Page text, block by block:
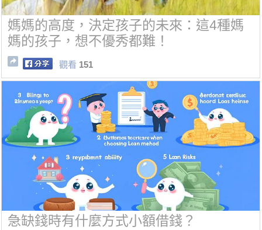
媽媽的高度，決定孩子的未來：這4種媽
媽的孩子，想不優秀都難！
觀看 151
急缺錢時有什麼方式小額借錢？